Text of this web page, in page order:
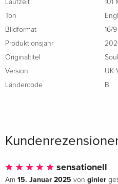
Laufzeit
101
Ton
Bildformat
16/9
Produktionsjahr
Originaltitel
Soul
Version
UK
Ländercode
B
sensationell
Am 15. Januar 2025 von ginler